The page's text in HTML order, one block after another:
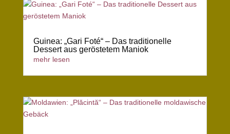
Guinea: „Gari Foté“ – Das traditionelle
Dessert aus geröstetem Maniok
mehr lesen